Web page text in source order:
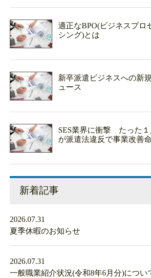
適正なBPO(ビジネスプロ
シング)とは
新卒派遣ビジネスへの新
ュース
SES業界に衝撃 たった
が派遣法違反で事業改善
新着記事
2026.07.31
夏季休暇のお知らせ
2026.07.31
一般職業紹介状況(令和8年6月分)につい